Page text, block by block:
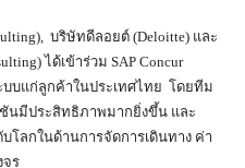
บริษัทดีลอยต์ (Deloitte) และ
ได้เข้าร่วม SAP Concur
ะบบแก่ลูกค้าในประเทศไทย โดยทีม
นมีประสิทธิภาพมากยิ่งขึ้น และ
ลกในด้านการจัดการเดินทาง ค่า
จร